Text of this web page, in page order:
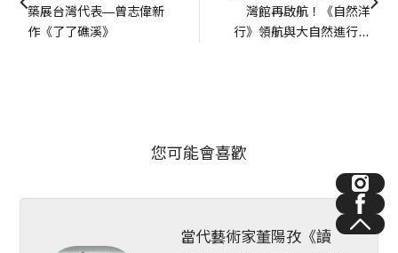
築展台灣代表—曾志偉新
作《了了礁溪》
灣館再啟航！《自然洋
行》領航與大自然進行一
您可能會喜歡
當代藝術家董陽孜《讀